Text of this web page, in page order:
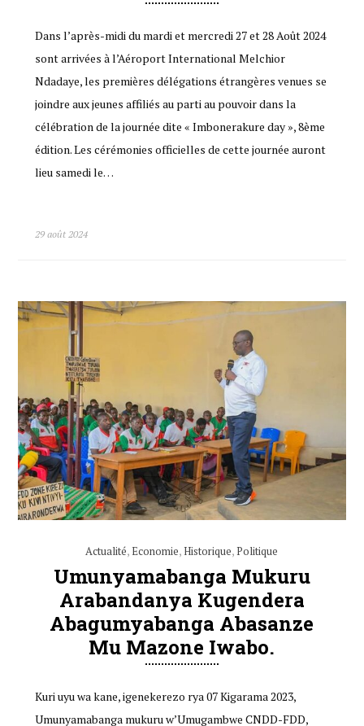
Dans l’après-midi du mardi et mercredi 27 et 28 Août 2024
sont arrivées à l’Aéroport International Melchior
Ndadaye, les premières délégations étrangères venues se
joindre aux jeunes affiliés au parti au pouvoir dans la
célébration de la journée dite « Imbonerakure day », 8ème
édition. Les cérémonies officielles de cette journée auront
lieu samedi le…
29 août 2024
Actualité,Economie,Historique,Politique
Umunyamabanga Mukuru
Arabandanya Kugendera
Abagumyabanga Abasanze
Mu Mazone Iwabo.
Kuri uyu wa kane, igenekerezo rya 07 Kigarama 2023,
Umunyamabanga mukuru w’Umugambwe CNDD-FDD,